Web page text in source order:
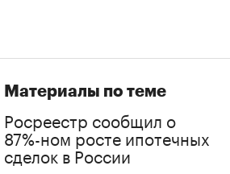
Материалы по теме
Росреестр сообщил о
87%-ном росте ипотечных
сделок в России